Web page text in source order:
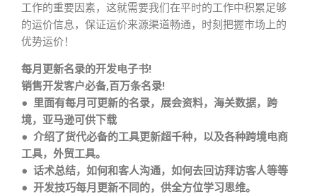
工作的重要因素，这就需要我们在平时的工作中积累足够
的运价信息，保证运价来源渠道畅通，时刻把握市场上的
优势运价！
每月更新名录的开发电子书!
销售开发客户必备,百万条名录!
● 里面有每月可更新的名录，展会资料，海关数据，跨
境，亚马逊可供下载
● 介绍了货代必备的工具更新超千种，以及各种跨境电商
工具，外贸工具。
● 话术总结，如何和客人沟通，如何去回访拜访客人等等
● 开发技巧每月更新不同的，供全方位学习思维。